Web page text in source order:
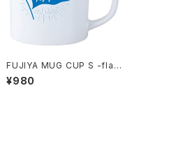
FUJIYA MUG CUP S -flag
-
¥980